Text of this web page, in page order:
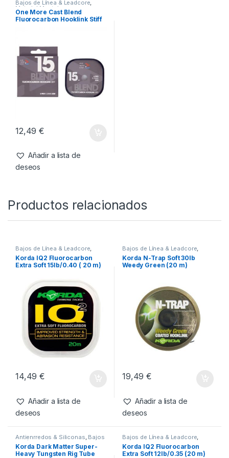
Bajos de Línea & Leadcore,
Material Montajes
One More Cast Blend
Fluorocarbon Hooklink Stiff
12,49€
Añadir a lista de
deseos
Productos relacionados
Bajos de Línea & Leadcore,
Material Montajes
Korda IQ2 Fluorocarbon
Extra Soft 15lb/0.40 ( 20 m)
14,49€
Añadir a lista de
deseos
Bajos de Línea & Leadcore,
Material Montajes
Korda N-Trap Soft 30lb
Weedy Green (20 m)
19,49€
Añadir a lista de
deseos
Antienrredos & Siliconas, Bajos
de Línea & Leadcore Material
Montajes
Korda Dark Matter Super-
Heavy Tungsten Rig Tube
Bajos de Línea & Leadcore,
Material Montajes
Korda IQ2 Fluorocarbon
Extra Soft 12lb/0.35 (20 m)